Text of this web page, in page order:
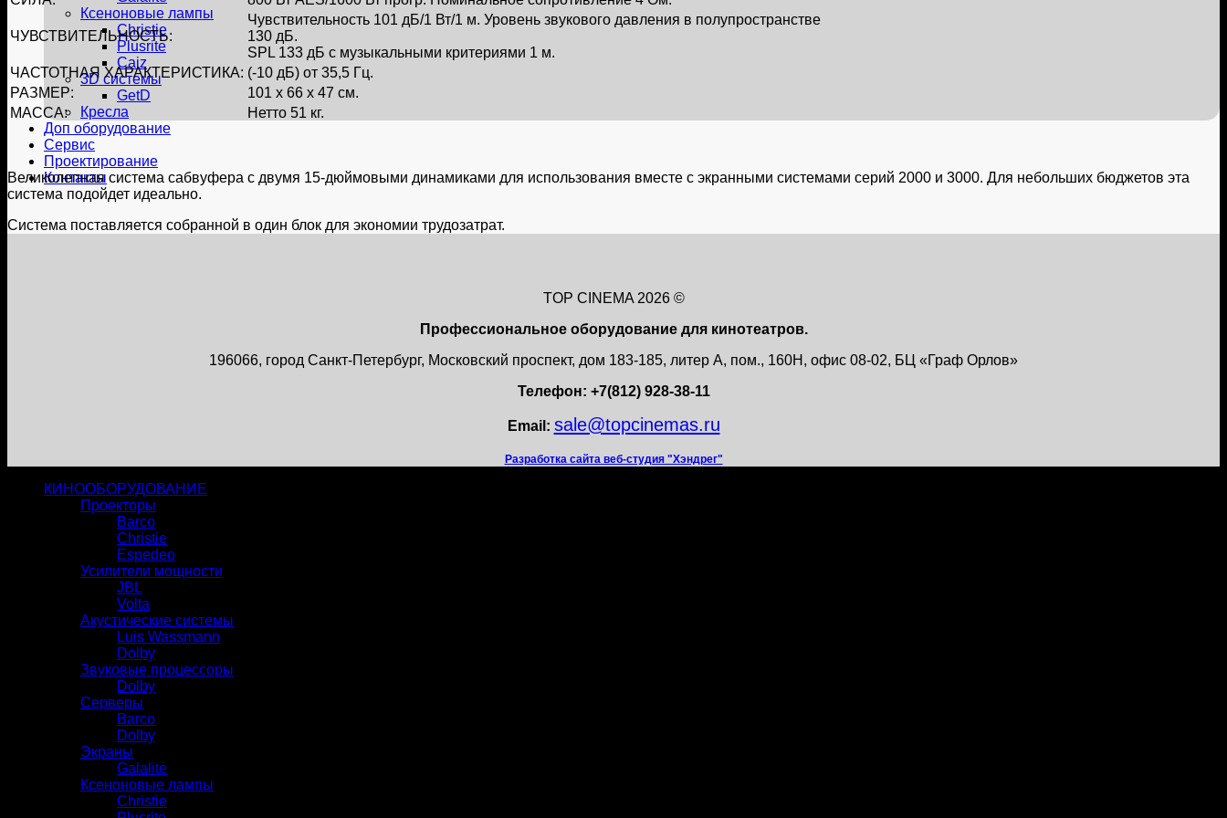
Ксеноновые лампы
Christie
Plusrite
Caiz
3D системы
GetD
Кресла
Доп оборудование
Сервис
Проектирование
Контакты
ЧУВСТВИТЕЛЬНОСТЬ:
Чувствительность 101 дБ/1 Вт/1 м. Уровень звукового давления в полупространстве
130 дБ.
SPL 133 дБ с музыкальными критериями 1 м.
ЧАСТОТНАЯ ХАРАКТЕРИСТИКА: (-10 дБ) от 35,5 Гц.
РАЗМЕР:
101 х 66 х 47 см.
МАССА:
Нетто 51 кг.
Великолепная система сабвуфера с двумя 15-дюймовыми динамиками для использования вместе с экранными системами серий 2000 и 3000. Для небольших бюджетов эта
система подойдет идеально.
Система поставляется собранной в один блок для экономии трудозатрат.
TOP CINEMA 2026 ©
Профессиональное оборудование для кинотеатров.
196066, город Санкт-Петербург, Московский проспект, дом 183-185, литер А, пом., 160Н, офис 08-02, БЦ «Граф Орлов»
Телефон: +7(812) 928-38-11
Email: sale@topcinemas.ru
Разработка сайта веб-студия "Хэндрег"
КИНООБОРУДОВАНИЕ
Проекторы
Barco
Christie
Espedeo
Усилители мощности
JBL
Volta
Акустические системы
Luis Wassmann
Dolby
Звуковые процессоры
Dolby
Серверы
Barco
Dolby
Экраны
Galalite
Ксеноновые лампы
Christie